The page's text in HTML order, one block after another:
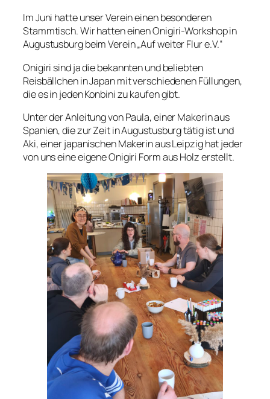
Im Juni hatte unser Verein einen besonderen
Stammtisch. Wir hatten einen Onigiri-Workshop in
Augustusburg beim Verein „Auf weiter Flur e.V.“
Onigiri sind ja die bekannten und beliebten
Reisbällchen in Japan mit verschiedenen Füllungen,
die es in jeden Konbini zu kaufen gibt.
Unter der Anleitung von Paula, einer Makerin aus
Spanien, die zur Zeit in Augustusburg tätig ist und
Aki, einer japanischen Makerin aus Leipzig hat jeder
von uns eine eigene Onigiri Form aus Holz erstellt.